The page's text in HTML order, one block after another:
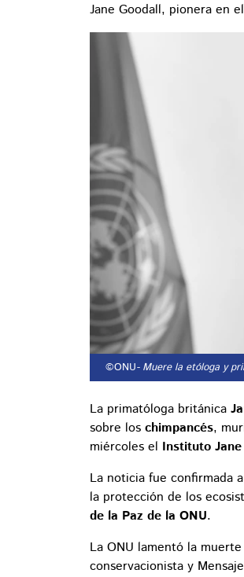
Jane Goodall, pionera en
©ONU- Muere la etóloga y
La primatóloga británica
sobre los chimpancés,
miércoles el Instituto
La noticia fue confirmada
la protección de los
de la Paz de la ONU.
La ONU lamentó la
conservacionista y